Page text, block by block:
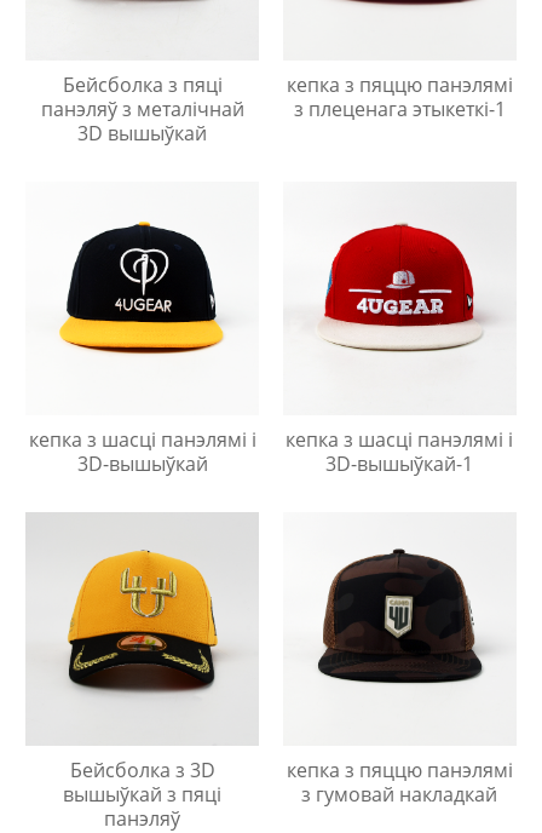
Бейсболка з пяці
панэляў з металічнай
3D вышыўкай
кепка з пяццю панэлямі
з плеценага этыкеткі-1
кепка з шасці панэлямі і
3D-вышыўкай
кепка з шасці панэлямі і
3D-вышыўкай-1
Бейсболка з 3D
вышыўкай з пяці
панэляў
кепка з пяццю панэлямі
з гумовай накладкай